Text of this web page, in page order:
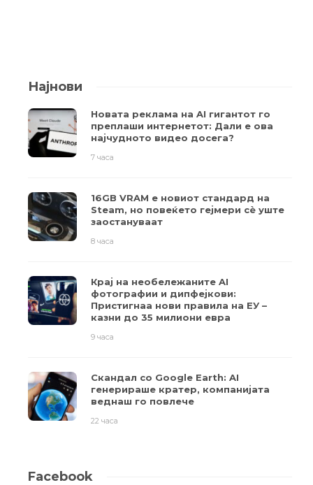
Најнови
Новата реклама на AI гигантот го
преплаши интернетот: Дали е ова
најчудното видео досега?
7 часа
16GB VRAM е новиот стандард на
Steam, но повеќето гејмери ​​сè уште
заостануваат
8 часа
Крај на необележаните AI
фотографии и дипфејкови:
Пристигнаа нови правила на ЕУ –
казни до 35 милиони евра
9 часа
Скандал со Google Earth: AI
генерираше кратер, компанијата
веднаш го повлече
22 часа
Facebook